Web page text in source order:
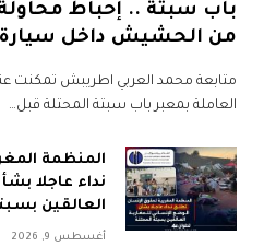
من الحشيش داخل سيارة
متابعة محمد العربي اطريبش تمكنت
العاملة بمعبر باب سبتة المحتلة قبل…
المنظمة
نداء عاجلا
العالقين
أغسطس 9, 2026